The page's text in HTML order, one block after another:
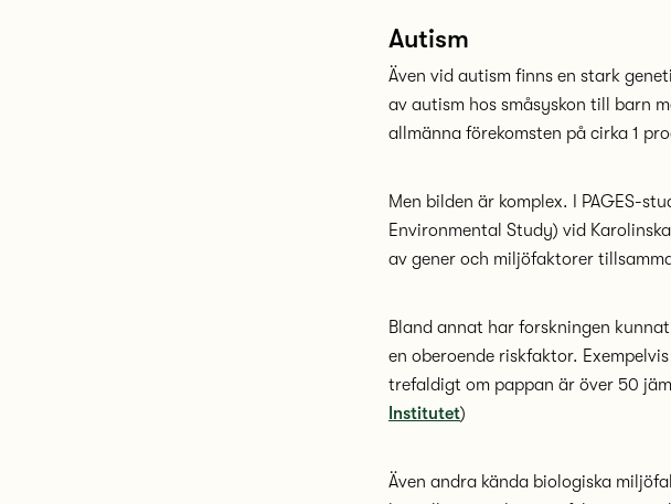
Autism
Även vid autism finns en stark
av autism hos småsyskon till barn
allmänna förekomsten på cirka 1
Men bilden är komplex. I PAGES-
Environmental Study) vid
av gener och miljöfaktorer
Bland annat har forskningen
en oberoende riskfaktor.
trefaldigt om pappan är över 50
Institutet)
Även andra kända biologiska